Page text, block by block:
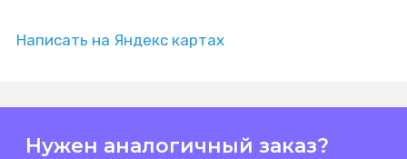
Написать на Яндекс картах
Нужен аналогичный заказ?